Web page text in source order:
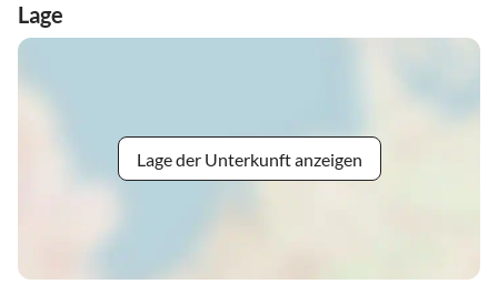
Lage
Lage der Unterkunft anzeigen